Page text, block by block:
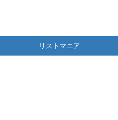
リストマニア